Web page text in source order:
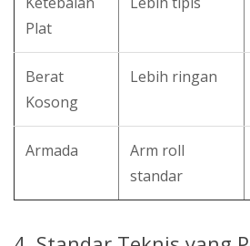
Plat
Berat
Kosong
Lebih ringan
Armada
Arm roll
standar